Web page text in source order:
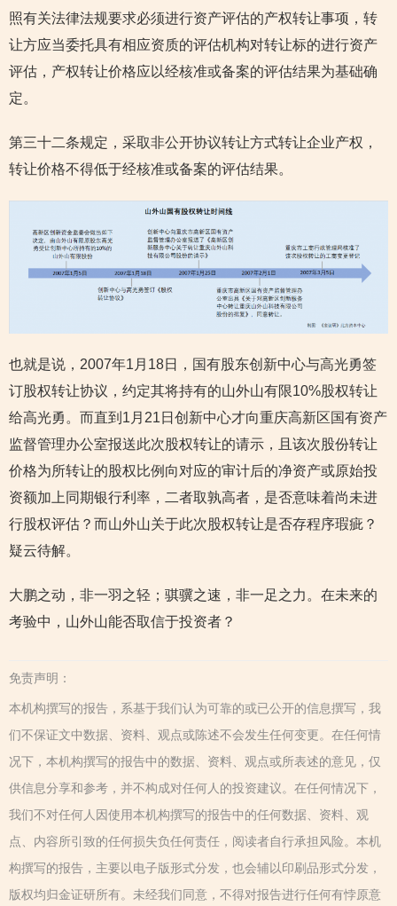
照有关法律法规要求必须进行资产评估的产权转让事项，转
让方应当委托具有相应资质的评估机构对转让标的进行资产
评估，产权转让价格应以经核准或备案的评估结果为基础确
定。
第三十二条规定，采取非公开协议转让方式转让企业产权，
转让价格不得低于经核准或备案的评估结果。
也就是说，2007年1月18日，国有股东创新中心与高光勇签
订股权转让协议，约定其将持有的山外山有限10%股权转让
给高光勇。而直到1月21日创新中心才向重庆高新区国有资产
监督管理办公室报送此次股权转让的请示，且该次股份转让
价格为所转让的股权比例向对应的审计后的净资产或原始投
资额加上同期银行利率，二者取孰高者，是否意味着尚未进
行股权评估？而山外山关于此次股权转让是否存程序瑕疵？
疑云待解。
大鹏之动，非一羽之轻；骐骥之速，非一足之力。在未来的
考验中，山外山能否取信于投资者？
免责声明：
本机构撰写的报告，系基于我们认为可靠的或已公开的信息撰写，我
们不保证文中数据、资料、观点或陈述不会发生任何变更。在任何情
况下，本机构撰写的报告中的数据、资料、观点或所表述的意见，仅
供信息分享和参考，并不构成对任何人的投资建议。在任何情况下，
我们不对任何人因使用本机构撰写的报告中的任何数据、资料、观
点、内容所引致的任何损失负任何责任，阅读者自行承担风险。本机
构撰写的报告，主要以电子版形式分发，也会辅以印刷品形式分发，
版权均归金证研所有。未经我们同意，不得对报告进行任何有悖原意